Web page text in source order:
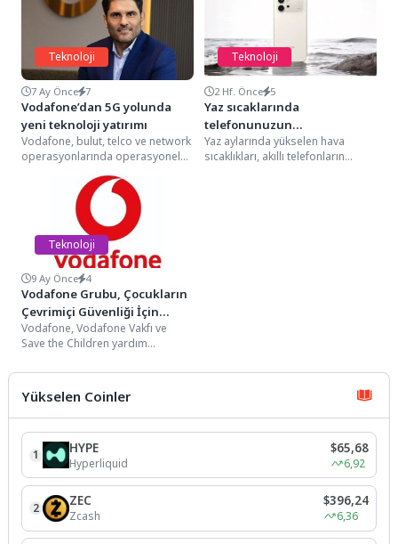
Teknoloji
7 Ay Önce 7
Vodafone’dan 5G yolunda
yeni teknoloji yatırımı
Vodafone, bulut, telco ve network
operasyonlarında operasyonel
yeni nesil Heimdallr platformuyla,
5G öncesi...
Teknoloji
2 Hf. Önce 5
Yaz sıcaklarında
telefonunuzun
performansını korumanın 7
yolu
Yaz aylarında yükselen hava
sıcaklıkları, akıllı telefonların
Teknoloji
9 Ay Önce 4
Vodafone Grubu, Çocukların
Çevrimiçi Güvenliği İçin
Harekete Geçti
Vodafone, Vodafone Vakfı ve
Save the Children yardım
yapıcıları çocukların çevrimiçi
ortamda...
Yükselen Coinler
1 HYPE
Hyperliquid
$65,68
6,92
2 ZEC
Zcash
$396,24
6,36